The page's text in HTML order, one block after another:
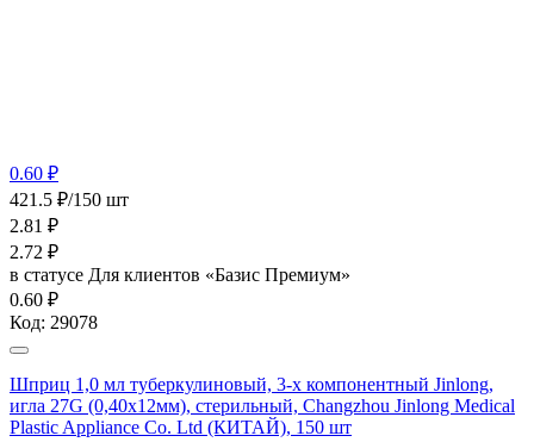
0.60 ₽
421.5 ₽/150 шт
2.81 ₽
2.72 ₽
в статусе Для клиентов «Базис Премиум»
0.60 ₽
Код: 29078
Шприц 1,0 мл туберкулиновый, 3-х компонентный Jinlong,
игла 27G (0,40х12мм), стерильный, Changzhou Jinlong Medical
Plastic Appliance Co. Ltd (КИТАЙ), 150 шт